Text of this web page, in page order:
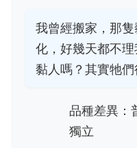
我曾經搬家，那
化，好幾天都不
黏人嗎？其實牠們
品種差異：
獨立